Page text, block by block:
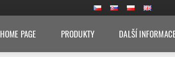
HOME PAGE PRODUKTY DALŠÍ